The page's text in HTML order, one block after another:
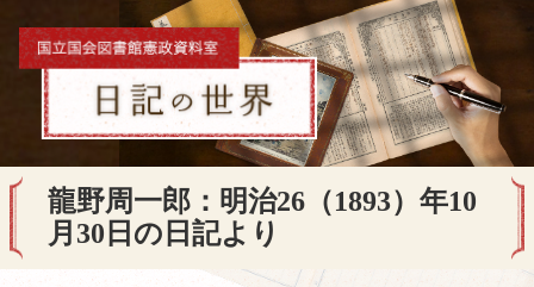
龍野周一郎：明治26（1893）年10
月30日の日記より